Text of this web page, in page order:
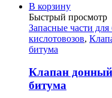
В корзину
Быстрый просмотр
Запасные части
кислотовозов,
битума
Клапан
битума